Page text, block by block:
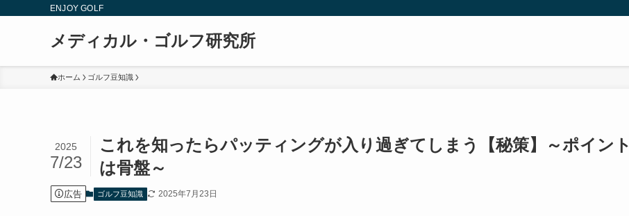
ENJOY GOLF
メディカル・ゴルフ研究所
ホーム ゴルフ豆知識
これを知ったらパッティングが入り過ぎてしまう【秘策】～ポイント
は骨盤～
2025
7/23
広告 ゴルフ豆知識 2025年7月23日